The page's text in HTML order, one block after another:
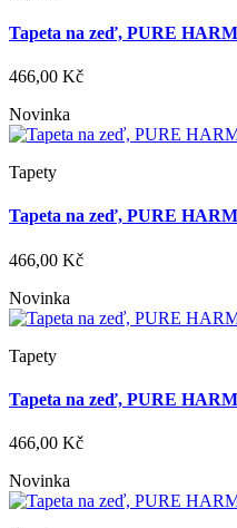
Tapeta na zeď, PURE
466,00 Kč
Novinka
Tapety
Tapeta na zeď, PURE
466,00 Kč
Novinka
Tapety
Tapeta na zeď, PURE
466,00 Kč
Novinka